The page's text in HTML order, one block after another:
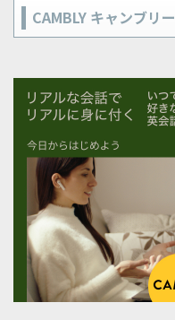
CAMBLY キャンブリー